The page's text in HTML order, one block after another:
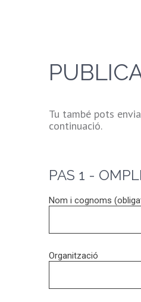
Tu també pots
continuació.
PAS 1 -
Nom i cognoms
Organització